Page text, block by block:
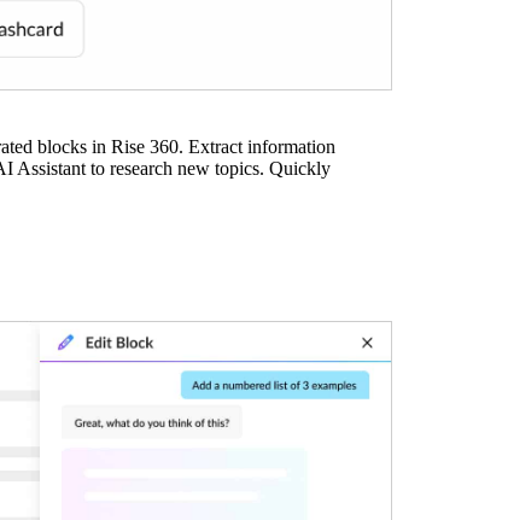
blocks in Rise 360. Extract information
Assistant to research new topics. Quickly